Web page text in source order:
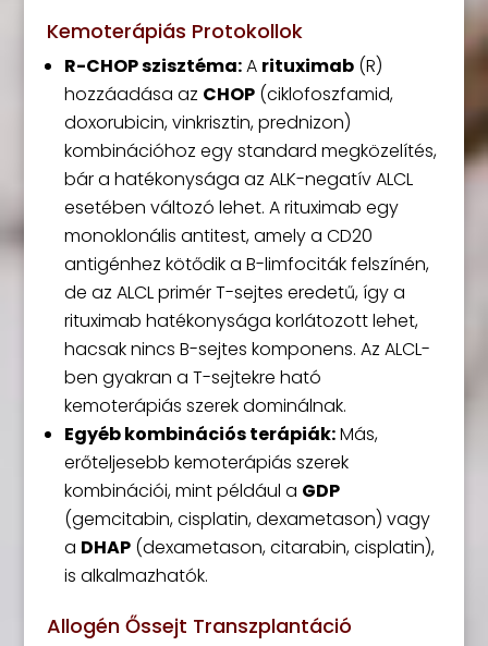
Kemoterápiás Protokollok
R-CHOP szisztéma:A rituximab(R)
hozzáadása az CHOP(ciklofoszfamid,
doxorubicin, vinkrisztin, prednizon)
kombinációhoz egy standard megközelítés,
bár a hatékonysága az ALK-negatív ALCL
esetében változó lehet. A rituximab egy
monoklonális antitest, amely a CD20
antigénhez kötődik a B-limfociták felszínén,
de az ALCL primér T-sejtes eredetű, így a
rituximab hatékonysága korlátozott lehet,
hacsak nincs B-sejtes komponens. Az ALCL-
ben gyakran a T-sejtekre ható
kemoterápiás szerek dominálnak.
Egyéb kombinációs terápiák:Más,
erőteljesebb kemoterápiás szerek
kombinációi, mint például a GDP
(gemcitabin, cisplatin, dexametason) vagy
a DHAP(dexametason, citarabin, cisplatin),
is alkalmazhatók.
Allogén Őssejt Transzplantáció